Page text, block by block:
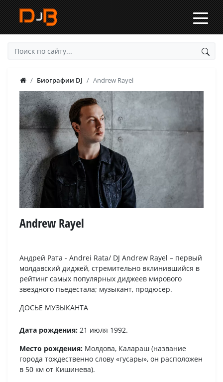
Биографии DJ Andrew Rayel
Andrew Rayel
Андрей Рата - Andrei Rata/ DJ Andrew Rayel – первый
молдавский диджей, стремительно вклинившийся в
рейтинг самых популярных диджеев мирового
звездного пьедестала; музыкант, продюсер.
ДОСЬЕ МУЗЫКАНТА
Дата рождения: 21 июля 1992.
Место рождения: Молдова, Калараш (название
города тождественно слову «гусары», он расположен
в 50 км от Кишинева).